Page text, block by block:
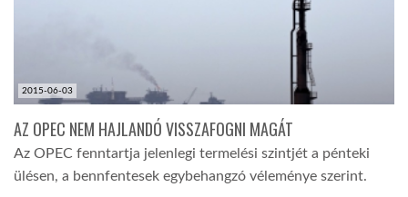
2015-06-03
AZ OPEC NEM HAJLANDÓ VISSZAFOGNI MAGÁT
Az OPEC fenntartja jelenlegi termelési szintjét a pénteki
ülésen, a bennfentesek egybehangzó véleménye szerint.